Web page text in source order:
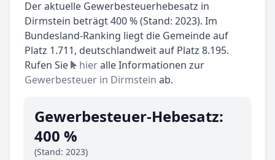
Der aktuelle Gewerbesteuerhebesatz in
Dirmstein beträgt 400 % (Stand: 2023). Im
Bundesland-Ranking liegt die Gemeinde auf
Platz 1.711, deutschlandweit auf Platz 8.195.
Rufen Sie
hieralle Informationen zur
Gewerbesteuer in Dirmstein ab.
Gewerbesteuer-Hebesatz:
400 %
(Stand: 2023)